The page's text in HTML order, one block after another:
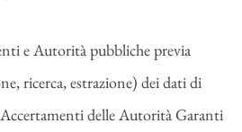
e Autorità pubbliche previa
ricerca, estrazione) dei dati di
delle Autorità Garanti